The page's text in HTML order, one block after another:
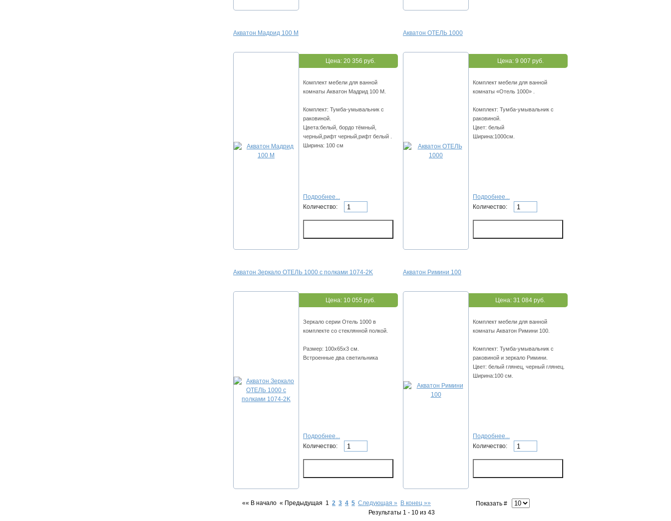
Акватон Мадрид 100 М
Цена: 20 356 руб.
Комплект мебели для ванной
комнаты Акватон Мадрид 100 М.
Комплект: Тумба-умывальник с
раковиной.
Цвета:белый, бордо тёмный,
черный,рифт черный,рифт белый .
Ширина: 100 см
Подробнее...
Количество:
Акватон ОТЕЛЬ 1000
Цена: 9 007 руб.
Комплект мебели для ванной
комнаты «Отель 1000» .
Комплект: Тумба-умывальник с
раковиной.
Цвет: белый
Ширина:1000см.
Подробнее...
Количество:
Акватон Зеркало ОТЕЛЬ 1000 с полками 1074-2K
Цена: 10 055 руб.
Зеркало серии Отель 1000 в
комплекте со стеклянной полкой.
Размер: 100х65х3 см.
Встроенные два светильника
Подробнее...
Количество:
Акватон Римини 100
Цена: 31 084 руб.
Комплект мебели для ванной
комнаты Акватон Римини 100.
Комплект: Тумба-умывальник с
раковиной и зеркало Римини.
Цвет: белый глянец, черный глянец.
Ширина:100 см.
Подробнее...
Количество:
«« В начало « Предыдущая 1 2 3 4 5 Следующая » В конец »»
Показать #
Результаты 1 - 10 из 43